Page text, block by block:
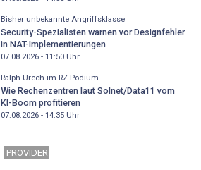
Bisher unbekannte Angriffsklasse
Security-Spezialisten warnen vor Designfehler
in NAT-Implementierungen
07.08.2026 - 11:50Uhr
Ralph Urech im RZ-Podium
Wie Rechenzentren laut Solnet/Data11 vom
KI-Boom profitieren
07.08.2026 - 14:35Uhr
PROVIDER